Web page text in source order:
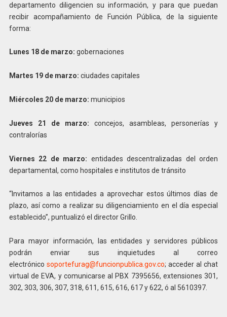
departamento diligencien su información, y para que puedan
recibir acompañamiento de Función Pública, de la siguiente
forma:
Lunes 18 de marzo: gobernaciones
Martes 19 de marzo: ciudades capitales
Miércoles 20 de marzo: municipios
Jueves 21 de marzo: concejos, asambleas, personerías y
contralorías
Viernes 22 de marzo: entidades descentralizadas del orden
departamental, como hospitales e institutos de tránsito
“Invitamos a las entidades a aprovechar estos últimos días de
plazo, así como a realizar su diligenciamiento en el día especial
establecido”, puntualizó el director Grillo.
Para mayor información, las entidades y servidores públicos
podrán enviar sus inquietudes al correo
electrónico soportefurag@funcionpublica.gov.co; acceder al chat
virtual de EVA, y comunicarse al PBX 7395656, extensiones 301,
302, 303, 306, 307, 318, 611, 615, 616, 617 y 622, ó al 5610397.